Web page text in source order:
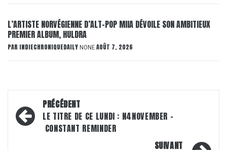
L’ARTISTE NORVÉGIENNE D’ALT-POP MIIA DÉVOILE SON AMBITIEUX
PREMIER ALBUM, HULDRA
PAR INDIECHRONIQUEDAILY NONE AOÛT 7, 2026
Navigation
d’article
PRÉCÉDENT
LE TITRE DE CE LUNDI : N4NOVEMBER –
CONSTANT REMINDER
SUIVANT